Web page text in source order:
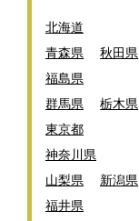
北海道
青森県
秋田県
福島県
群馬県
栃木県
東京都
神奈川県
山梨県
新潟県
福井県